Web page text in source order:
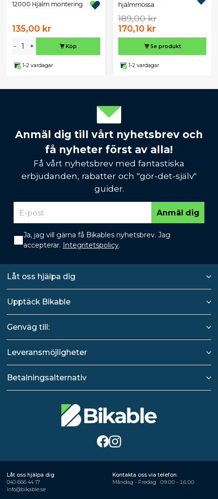
12000 Hjälm montering
135,00 kr
- + Köp
1-2 vardagar
hjälmmössa
189,00 kr
170,10 kr
Se produkt
1-2 vardagar
Anmäl dig till vårt nyhetsbrev och
få nyheter först av alla!
Få vårt nyhetsbrev med fantastiska
erbjudanden, rabatter och "gör-det-själv"
guider.
Anmäl dig
Ja, jag vill gärna få Bikables nyhetsbrev. Jag
accepterar. Integritetspolicy.
Låt oss hjälpa dig
Upptäck Bikable
Genväg till:
Leveransmöjligheter
Betalningsalternativ
Låt oss hjälpa dig
040-666 44 17
info@bikable.se
Kontakta oss via telefon:
Måndag - Fredag
09:00 - 16:00